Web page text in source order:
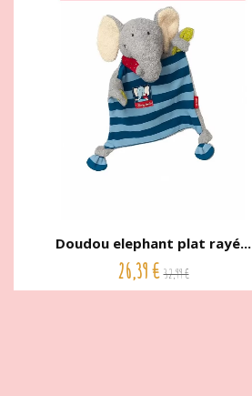
Doudou elephant plat rayé...
26,39 € 32,99 €